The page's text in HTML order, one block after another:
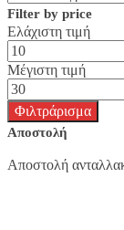
Filter by price
Ελάχιστη τιμή
Μέγιστη τιμή
Φιλτράρισμα
Αποστολή
Αποστολή